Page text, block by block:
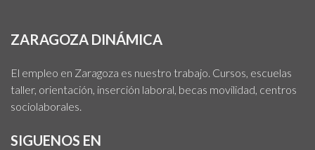
ZARAGOZA DINÁMICA
El empleo en Zaragoza es nuestro trabajo. Cursos, escuelas
taller, orientación, inserción laboral, becas movilidad, centros
sociolaborales.
SIGUENOS EN